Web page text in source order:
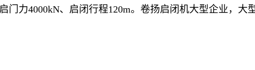
门力4000kN、启闭行程120m。卷扬启闭机大型企业，大